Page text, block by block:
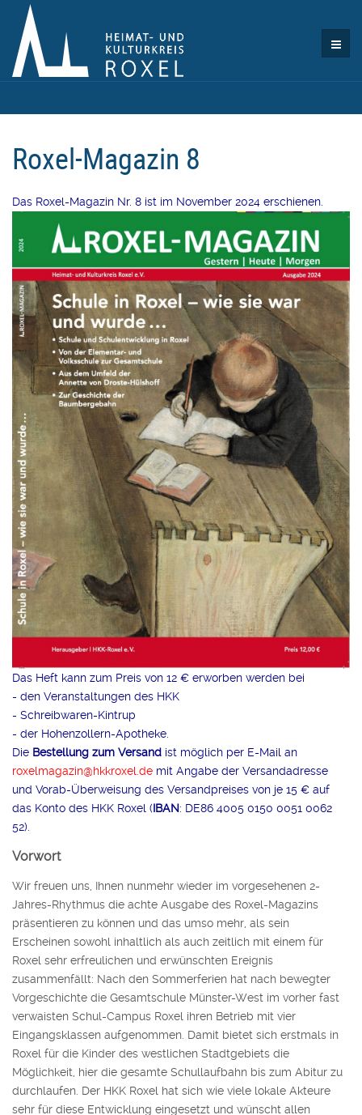
Roxel-Magazin 8
Das Roxel-Magazin Nr. 8 ist im November 2024 erschienen.
Das Heft kann zum Preis von 12 € erworben werden bei
- den Veranstaltungen des HKK
- Schreibwaren-Kintrup
- der Hohenzollern-Apotheke.
Die Bestellung zum Versand ist möglich per E-Mail an
roxelmagazin@hkkroxel.de mit Angabe der Versandadresse
und Vorab-Überweisung des Versandpreises von je 15 € auf
das Konto des HKK Roxel (IBAN: DE86 4005 0150 0051 0062
52).
Vorwort
Wir freuen uns, Ihnen nunmehr wieder im vorgesehenen 2-
Jahres-Rhythmus die achte Ausgabe des Roxel-Magazins
präsentieren zu können und das umso mehr, als sein
Erscheinen sowohl inhaltlich als auch zeitlich mit einem für
Roxel sehr erfreulichen und erwünschten Ereignis
zusammenfällt: Nach den Sommerferien hat nach bewegter
Vorgeschichte die Gesamtschule Münster-West im vorher fast
verwaisten Schul-Campus Roxel ihren Betrieb mit vier
Eingangsklassen aufgenommen. Damit bietet sich erstmals in
Roxel für die Kinder des westlichen Stadtgebiets die
Möglichkeit, hier die gesamte Schullaufbahn bis zum Abitur zu
durchlaufen. Der HKK Roxel hat sich wie viele lokale Akteure
sehr für diese Entwicklung eingesetzt und wünscht allen